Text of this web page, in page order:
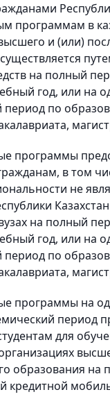
программам в
и (или)
на полный
год, или на
период по
программы
в том
не
на полный
год, или на
период по
программы на
период
для
образования на
кредитной